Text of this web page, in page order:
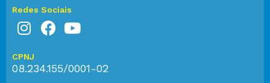
Redes Sociais
CPNJ
08.234.155/0001-02